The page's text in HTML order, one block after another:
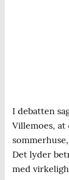
I debatten
Villemoes, at
Det lyder
med